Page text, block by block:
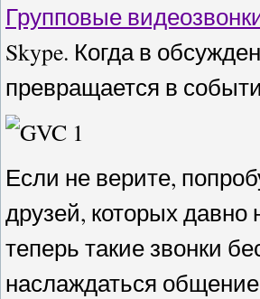
Групповые
Skype. Когда в
превращается в
Если не верите,
друзей, которых давно
теперь такие звонки
наслаждаться